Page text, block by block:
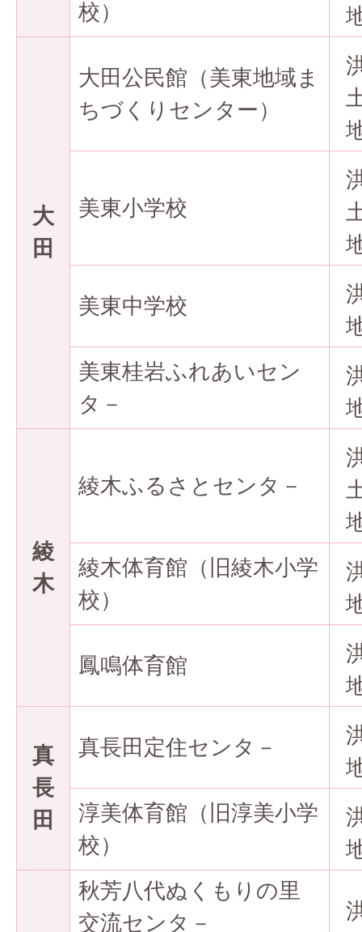
校）
大
田
大田公民館（美東地域ま
ちづくりセンター）
美東小学校
美東中学校
美東桂岩ふれあいセン
タ－
綾
木
綾木ふるさとセンタ－
綾木体育館（旧綾木小学
校）
鳳鳴体育館
真
長
田
真長田定住センタ－
淳美体育館（旧淳美小学
校）
秋芳八代ぬくもりの里
交流センタ－